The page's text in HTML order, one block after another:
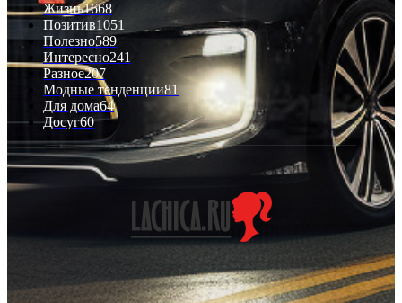
Жизнь1668
Позитив1051
Полезно589
Интересно241
Разное207
Модные тенденции81
Для дома64
Досуг60